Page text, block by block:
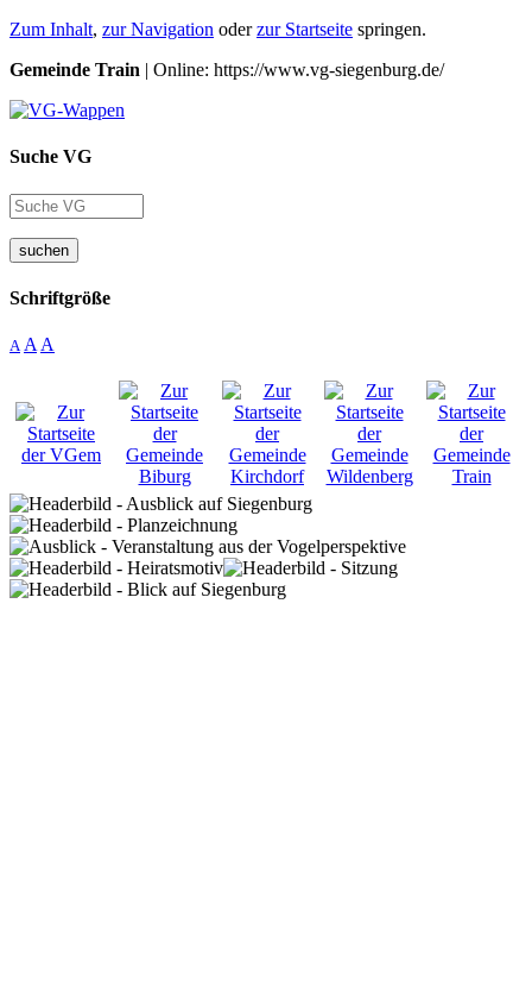
Zum Inhalt, zur Navigation oderzur Startseite springen.
Gemeinde Train | Online: https://www.vg-siegenburg.de/
Suche VG
suchen
Schriftgröße
A A A